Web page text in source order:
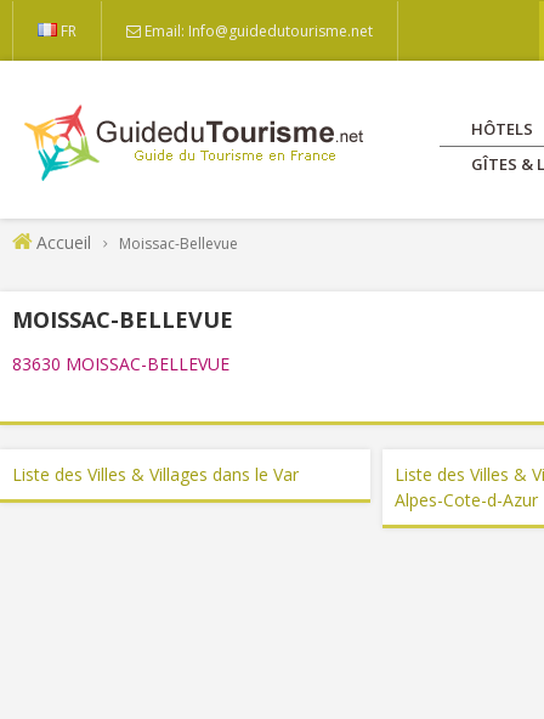
FR Email: Info@guidedutourisme.net
HÔTELS
GÎTES &
Accueil Moissac-Bellevue
MOISSAC-BELLEVUE
83630 MOISSAC-BELLEVUE
Liste des Villes & Villages dans le Var
Liste des Villes &
Alpes-Cote-d-Azur